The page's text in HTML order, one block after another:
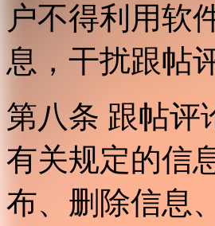
户不得利用软
息，干扰跟帖
第八条 跟帖评
有关规定的信
布、删除信息